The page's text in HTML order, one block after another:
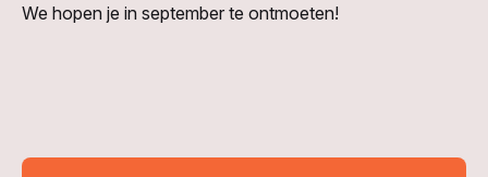
We hopen je in september te ontmoeten!